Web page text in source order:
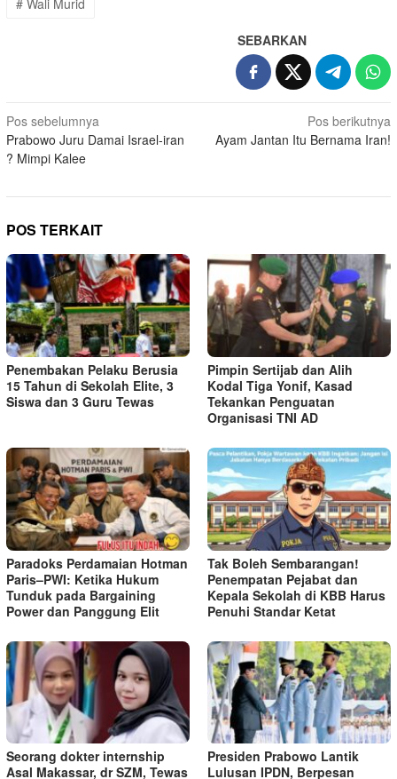
SEBARKAN
Navigasi
pos
Pos sebelumnya
Prabowo Juru Damai Israel-iran
? Mimpi Kalee
Pos berikutnya
Ayam Jantan Itu Bernama Iran!
POS TERKAIT
Penembakan Pelaku Berusia
15 Tahun di Sekolah Elite, 3
Siswa dan 3 Guru Tewas
Pimpin Sertijab dan Alih
Kodal Tiga Yonif, Kasad
Tekankan Penguatan
Organisasi TNI AD
Paradoks Perdamaian Hotman
Paris–PWI: Ketika Hukum
Tunduk pada Bargaining
Power dan Panggung Elit
Tak Boleh Sembarangan!
Penempatan Pejabat dan
Kepala Sekolah di KBB Harus
Penuhi Standar Ketat ​
Seorang dokter internship
Asal Makassar, dr SZM, Tewas
Presiden Prabowo Lantik
Lulusan IPDN, Berpesan